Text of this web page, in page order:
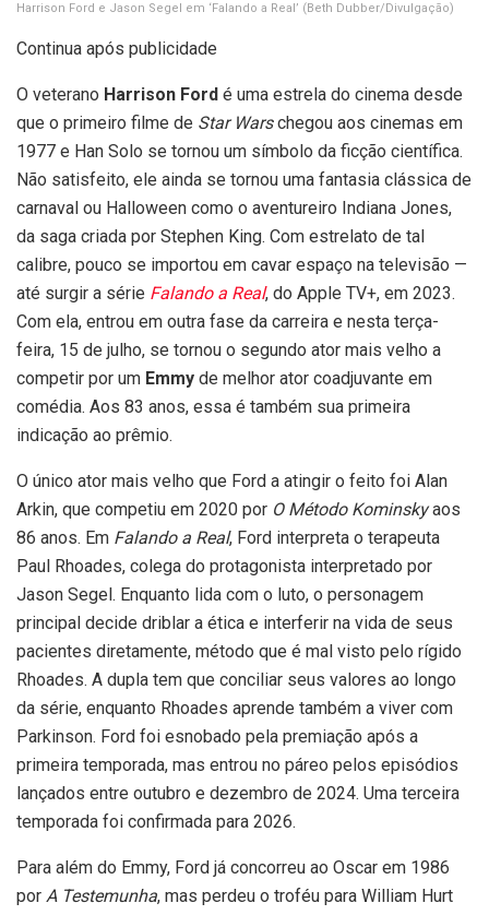
Harrison Ford e Jason Segel em ‘Falando a Real’ (Beth Dubber/Divulgação)
Continua após publicidade
O veterano Harrison Ford é uma estrela do cinema desde
que o primeiro filme de Star Warschegou aos cinemas em
1977 e Han Solo se tornou um símbolo da ficção científica.
Não satisfeito, ele ainda se tornou uma fantasia clássica de
carnaval ou Halloween como o aventureiro Indiana Jones,
da saga criada por Stephen King. Com estrelato de tal
calibre, pouco se importou em cavar espaço na televisão —
até surgir a série Falando a Real, do Apple TV+, em 2023.
Com ela, entrou em outra fase da carreira e nesta terça-
feira, 15 de julho, se tornou o segundo ator mais velho a
competir por um Emmy de melhor ator coadjuvante em
comédia. Aos 83 anos, essa é também sua primeira
indicação ao prêmio.
O único ator mais velho que Ford a atingir o feito foi Alan
Arkin, que competiu em 2020 por O Método Kominskyaos
86 anos. Em Falando a Real, Ford interpreta o terapeuta
Paul Rhoades, colega do protagonista interpretado por
Jason Segel. Enquanto lida com o luto, o personagem
principal decide driblar a ética e interferir na vida de seus
pacientes diretamente, método que é mal visto pelo rígido
Rhoades. A dupla tem que conciliar seus valores ao longo
da série, enquanto Rhoades aprende também a viver com
Parkinson. Ford foi esnobado pela premiação após a
primeira temporada, mas entrou no páreo pelos episódios
lançados entre outubro e dezembro de 2024. Uma terceira
temporada foi confirmada para 2026.
Para além do Emmy, Ford já concorreu ao Oscar em 1986
por A Testemunha, mas perdeu o troféu para William Hurt